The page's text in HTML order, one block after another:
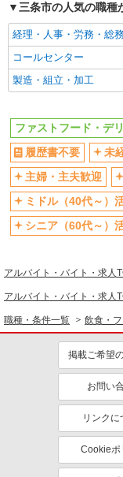
三条市の人気の職種
経理・人事・労務・総
コールセンター
製造・組立・加工
ファストフード・デリ
履歴書不要
未
主婦・主夫歓迎
ミドル（40代～）
シニア（60代～）
アルバイト・バイト・求人
アルバイト・バイト・求人
職種・条件一覧 飲食・
掲載ご希望
お問い
リンクに
Cookieポ